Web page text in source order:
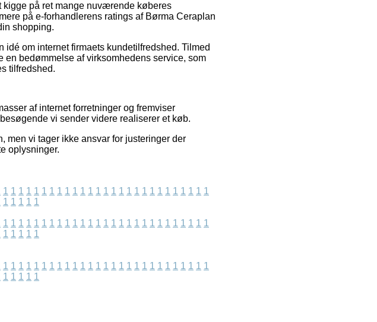
på ret mange nuværende køberes
på e-forhandlerens ratings af Børma Ceraplan
shopping.
om internet firmaets kundetilfredshed. Tilmed
en bedømmelse af virksomhedens service, som
tilfredshed.
af internet forretninger og fremviser
vi sender videre realiserer et køb.
men vi tager ikke ansvar for justeringer der
oplysninger.
1 1 1 1 1 1 1 1 1 1 1 1 1 1 1 1 1 1 1 1 1 1 1 1 1 1 1
1 1 1 1 1
1 1 1 1 1 1 1 1 1 1 1 1 1 1 1 1 1 1 1 1 1 1 1 1 1 1 1
1 1 1 1 1
1 1 1 1 1 1 1 1 1 1 1 1 1 1 1 1 1 1 1 1 1 1 1 1 1 1 1
1 1 1 1 1